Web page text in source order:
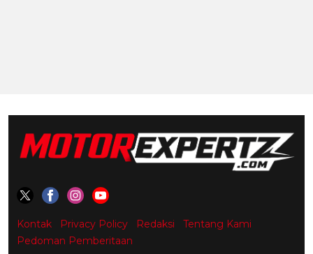
Kontak Privacy Policy Redaksi
Tentang Kami
Pedoman Pemberitaan